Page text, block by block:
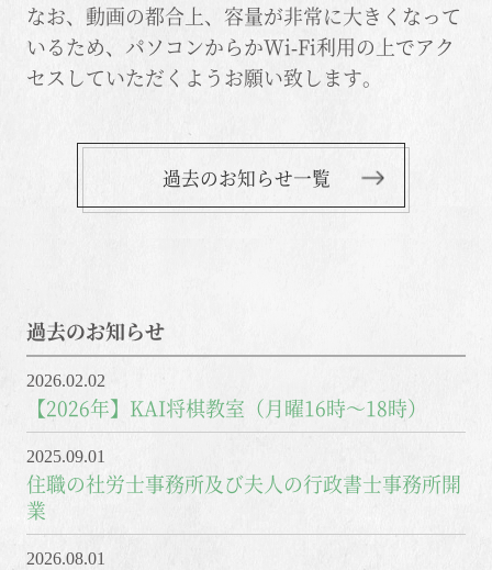
なお、動画の都合上、容量が非常に大きくなって
いるため、パソコンからかWi-Fi利用の上でアク
セスしていただくようお願い致します。
過去のお知らせ一覧
過去のお知らせ
2026.02.02
【2026年】KAI将棋教室（月曜16時～18時）
2025.09.01
住職の社労士事務所及び夫人の行政書士事務所開
業
2026.08.01